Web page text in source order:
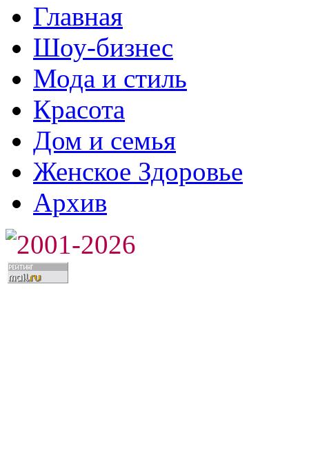
Главная
Шоу-бизнес
Мода и стиль
Красота
Дом и семья
Женское Здоровье
Архив
2001-2026